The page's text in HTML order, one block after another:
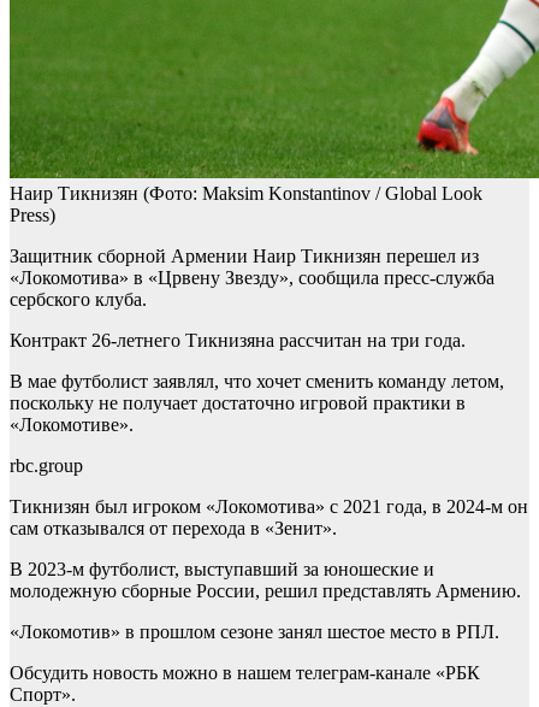
Наир Тикнизян (Фото: Maksim Konstantinov / Global Look
Press)
Защитник сборной Армении Наир Тикнизян перешел из
«Локомотива» в «Црвену Звезду», сообщила пресс-служба
сербского клуба.
Контракт 26-летнего Тикнизяна рассчитан на три года.
В мае футболист заявлял, что хочет сменить команду летом,
поскольку не получает достаточно игровой практики в
«Локомотиве».
rbc.group
Тикнизян был игроком «Локомотива» с 2021 года, в 2024-м он
сам отказывался от перехода в «Зенит».
В 2023-м футболист, выступавший за юношеские и
молодежную сборные России, решил представлять Армению.
«Локомотив» в прошлом сезоне занял шестое место в РПЛ.
Обсудить новость можно в нашем телеграм-канале «РБК
Спорт».